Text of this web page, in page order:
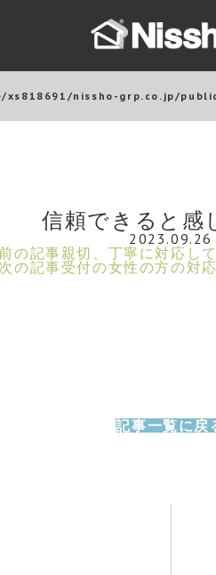
xs818691/nissho-grp.co.jp/
信頼できると感
2023.09.26
の記事親切、丁寧に対応し
次の記事受付の女性の方の対
記事一覧に戻